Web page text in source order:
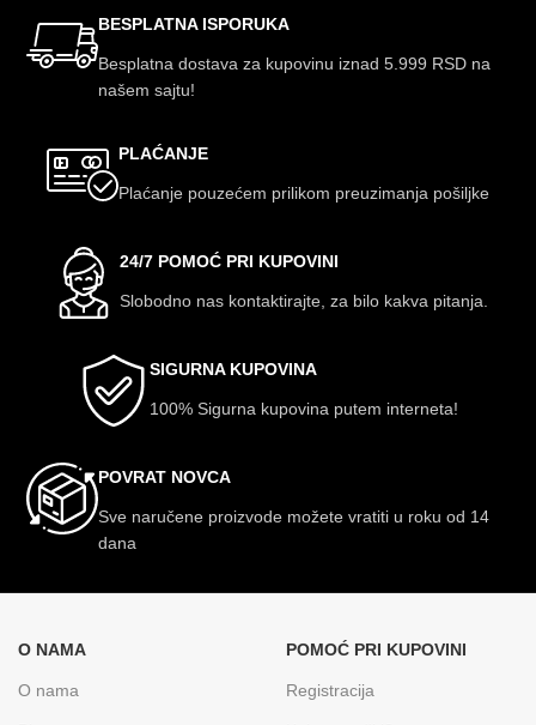
BESPLATNA ISPORUKA
Besplatna dostava za kupovinu iznad 5.999 RSD na
našem sajtu!
PLAĆANJE
Plaćanje pouzećem prilikom preuzimanja pošiljke
24/7 POMOĆ PRI KUPOVINI
Slobodno nas kontaktirajte, za bilo kakva pitanja.
SIGURNA KUPOVINA
100% Sigurna kupovina putem interneta!
POVRAT NOVCA
Sve naručene proizvode možete vratiti u roku od 14
dana
O NAMA
O nama
POMOĆ PRI KUPOVINI
Registracija